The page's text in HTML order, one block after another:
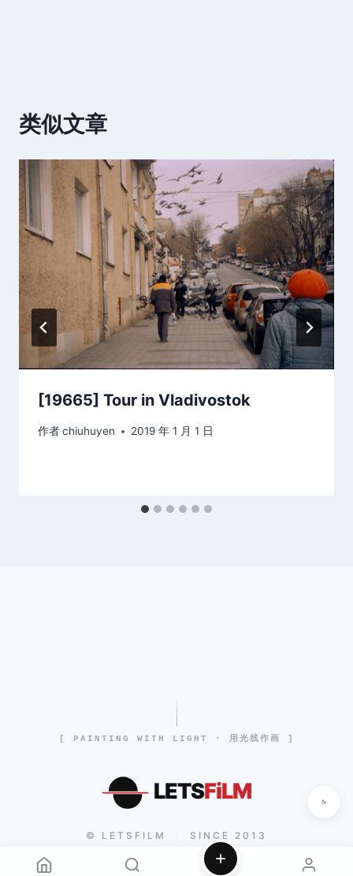
类似文章
[19665] Tour in Vladivostok
作者chiuhuyen 2019 年 1 月 1 日
[ PAINTING WITH LIGHT · 用光线作画 ]
LETSFiLM
© LETSFILM SINCE 2013